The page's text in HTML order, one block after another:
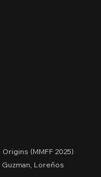
Origins (MMFF 2025)
Loreños